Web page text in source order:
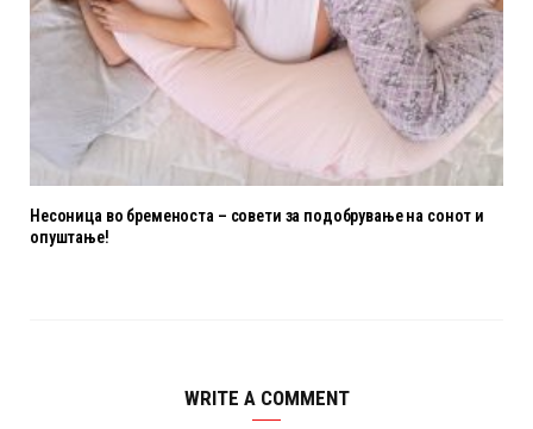
Несоница во бременоста – совети за подобрување на сонот и
опуштање!
WRITE A COMMENT